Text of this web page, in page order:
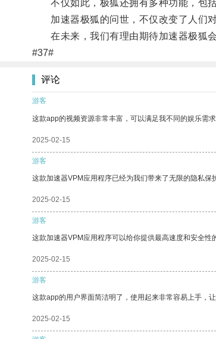
不仅如此，极狐还拥有多种功能，包括
加速器极狐的问世，不仅改变了人们对
在未来，我们有理由期待加速器极狐会
#37#
评论
游客
这款app的视频资源非常丰富，可以满足我不同的娱乐需求
2025-02-15
游客
这款加速器VPM应用程序已经为我们带来了无限的隐私保
2025-02-15
游客
这款加速器VPM应用程序可以给你提供最高速度和安全性
2025-02-15
游客
这款app的用户界面简洁明了，使用起来非常容易上手，让
2025-02-15